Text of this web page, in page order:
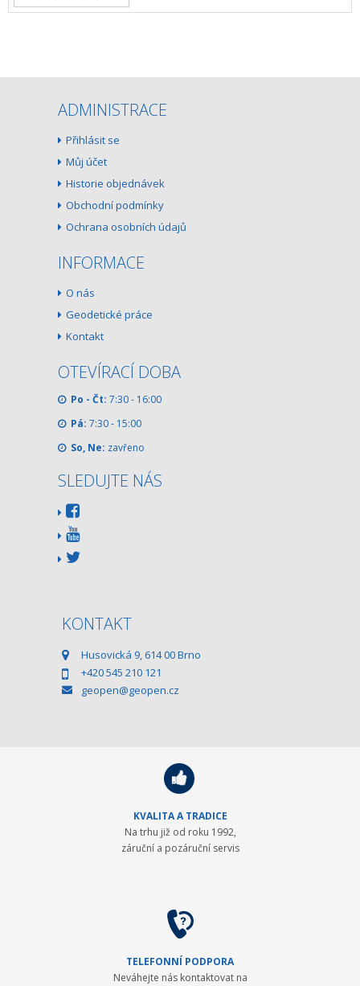
ADMINISTRACE
Přihlásit se
Můj účet
Historie objednávek
Obchodní podmínky
Ochrana osobních údajů
INFORMACE
O nás
Geodetické práce
Kontakt
OTEVÍRACÍ DOBA
Po - Čt: 7:30 - 16:00
Pá: 7:30 - 15:00
So, Ne: zavřeno
SLEDUJTE NÁS
KONTAKT
Husovická 9, 614 00 Brno
+420 545 210 121
geopen@geopen.cz
KVALITA A TRADICE
Na trhu již od roku 1992,
záruční a pozáruční servis
TELEFONNÍ PODPORA
Neváhejte nás kontaktovat na